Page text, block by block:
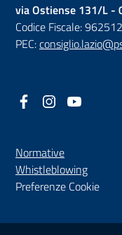
via Ostiense 131/L -
Codice Fiscale:
PEC:
Facebook
(nuova scheda -
Instagram
(nuova
Normative
Whistleblowing(nuova
Preferenze Cookie